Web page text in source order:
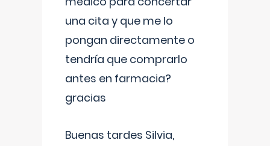
una cita y que me lo
pongan directamente o
tendría que comprarlo
antes en farmacia?
gracias
Buenas tardes Silvia,